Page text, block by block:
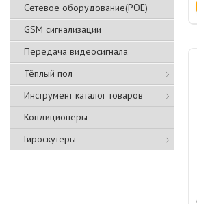
Сетевое оборудование(POE)
GSM сигнализации
Передача видеосигнала
Тёплый пол
Инструмент каталог товаров
Кондиционеры
Гироскутеры